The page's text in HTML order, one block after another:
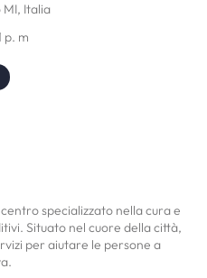
MI, Italia
p. m
specializzato nella cura e
Situato nel cuore della città,
per aiutare le persone a